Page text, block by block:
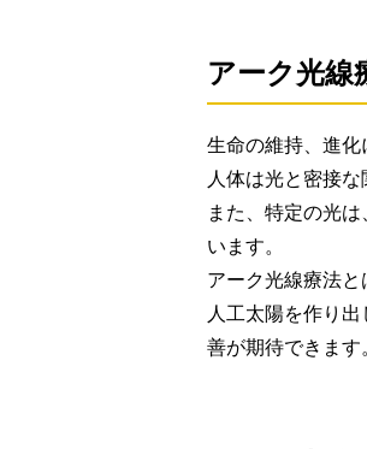
アーク光線
生命の維持、進化
人体は光と密接
また、特定の光
います。
アーク光線療法
人工太陽を作り
善が期待できます